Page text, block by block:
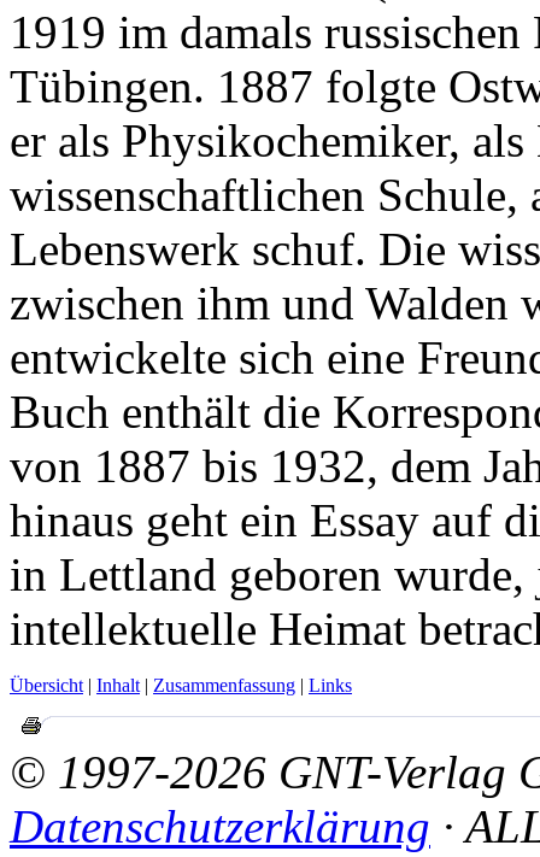
1919 im damals
Tübingen. 1887 folgte
er als Physikochemiker,
wissenschaftlichen
Lebenswerk schuf. Die
zwischen ihm und Walden
entwickelte sich eine
Buch enthält die
von 1887 bis 1932, dem
hinaus geht ein Essay auf
in Lettland geboren wurde,
intellektuelle Heimat
Übersicht | Inhalt | Zusammenfassung | Links
© 1997-2026 GNT-Verlag
Datenschutzerklärung ·